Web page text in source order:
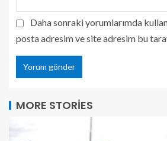
Daha sonraki yorumlarımda
posta adresim ve site adresim bu
MORE STORIES